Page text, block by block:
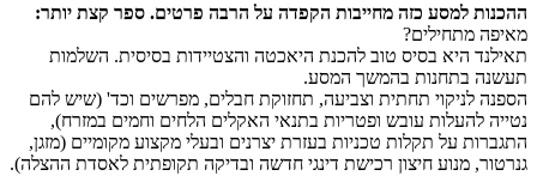
ההכנות למסע כזה מחייבות הקפדה על הרבה פרטים. ספר קצת יותר:
מאיפה מתחילים?
תאילנד היא בסיס טוב להכנת היאכטה והצטיידות בסיסית. השלמות
תעשנה בתחנות בהמשך המסע.
הספנה לניקוי תחתית וצביעה, תחזוקת חבלים, מפרשים וכד' (שיש להם
נטייה להעלות עובש ופטריות בתנאי האקלים הלחים וחמים במזרח),
התגברות על תקלות טכניות בעזרת יצרנים ובעלי מקצוע מקומיים (מזגן,
גנרטור, מנוע חיצון רכישת דינגי חדשה ובדיקה תקופתית לאסדת ההצלה).